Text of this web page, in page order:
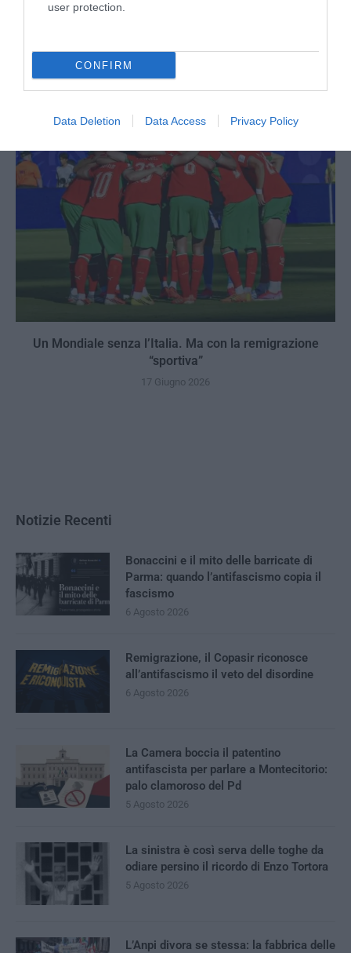
user protection.
CONFIRM
Data Deletion Data Access Privacy Policy
Trump e Infantino: oltre l’ultimo Mondiale dell’umanità
Un Mondiale senza l’Italia. Ma con la remigrazione
“sportiva”
17 Giugno 2026
Notizie Recenti
Bonaccini e il mito delle barricate di
Parma: quando l’antifascismo copia il
fascismo
6 Agosto 2026
Remigrazione, il Copasir riconosce
all’antifascismo il veto del disordine
6 Agosto 2026
La Camera boccia il patentino
antifascista per parlare a Montecitorio:
palo clamoroso del Pd
5 Agosto 2026
La sinistra è così serva delle toghe da
odiare persino il ricordo di Enzo Tortora
5 Agosto 2026
L’Anpi divora se stessa: la fabbrica delle